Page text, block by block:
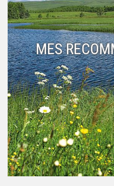
MES